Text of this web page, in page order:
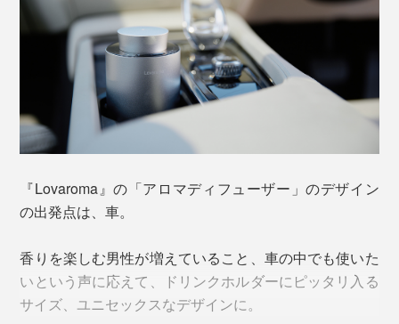
「ネブライザー式」とは、空気の圧力によって香りを広
式、気化式など、さまざまなタイプがありますが、「ネ
ブライザー式」の拡散力はトップクラスです。
リビングでスイッチを入れて、ほんの数分後、帰宅した
家族が「ただいま」の代わりに「いい香りだね〜」と言
いながらリビングに入ってくるほど。
『Lovaroma』の「アロマディフューザー」のデザイン
の出発点は、車。
香りを楽しむ男性が増えていること、車の中でも使いた
いという声に応えて、ドリンクホルダーにピッタリ入る
サイズ、ユニセックスなデザインに。